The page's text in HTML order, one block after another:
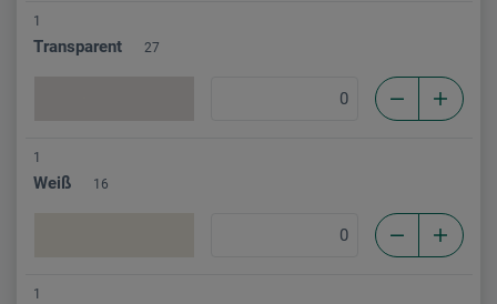
1
Transparent 27
1
Weiß 16
1